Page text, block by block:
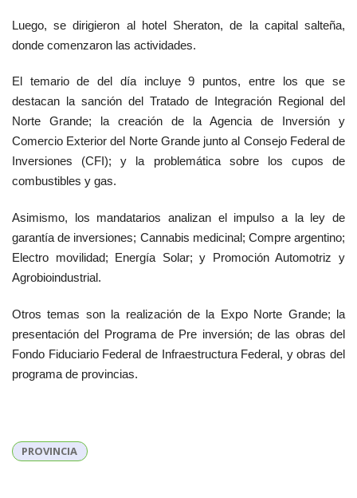
Luego, se dirigieron al hotel Sheraton, de la capital salteña,
donde comenzaron las actividades.
El temario de del día incluye 9 puntos, entre los que se
destacan la sanción del Tratado de Integración Regional del
Norte Grande; la creación de la Agencia de Inversión y
Comercio Exterior del Norte Grande junto al Consejo Federal de
Inversiones (CFI); y la problemática sobre los cupos de
combustibles y gas.
Asimismo, los mandatarios analizan el impulso a la ley de
garantía de inversiones; Cannabis medicinal; Compre argentino;
Electro movilidad; Energía Solar; y Promoción Automotriz y
Agrobioindustrial.
Otros temas son la realización de la Expo Norte Grande; la
presentación del Programa de Pre inversión; de las obras del
Fondo Fiduciario Federal de Infraestructura Federal, y obras del
programa de provincias.
PROVINCIA